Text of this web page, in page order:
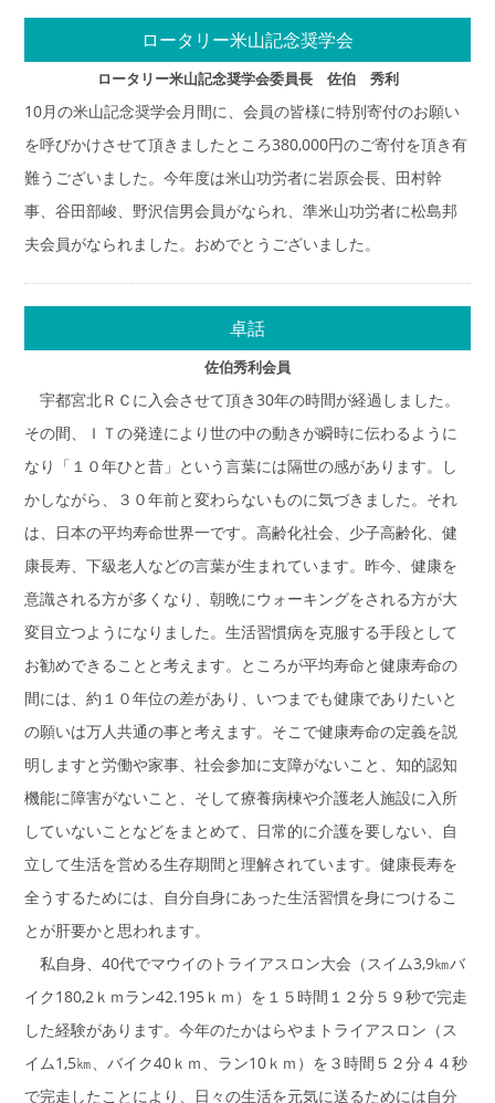
ロータリー米山記念奨学会
ロータリー米山記念奨学会委員長 佐伯 秀利
10月の米山記念奨学会月間に、会員の皆様に特別寄付のお願い
を呼びかけさせて頂きましたところ380,000円のご寄付を頂き有
難うございました。今年度は米山功労者に岩原会長、田村幹
事、谷田部峻、野沢信男会員がなられ、準米山功労者に松島邦
夫会員がなられました。おめでとうございました。
卓話
佐伯秀利会員
宇都宮北ＲＣに入会させて頂き30年の時間が経過しました。
その間、ＩＴの発達により世の中の動きが瞬時に伝わるように
なり「１０年ひと昔」という言葉には隔世の感があります。し
かしながら、３０年前と変わらないものに気づきました。それ
は、日本の平均寿命世界一です。高齢化社会、少子高齢化、健
康長寿、下級老人などの言葉が生まれています。昨今、健康を
意識される方が多くなり、朝晩にウォーキングをされる方が大
変目立つようになりました。生活習慣病を克服する手段として
お勧めできることと考えます。ところが平均寿命と健康寿命の
間には、約１０年位の差があり、いつまでも健康でありたいと
の願いは万人共通の事と考えます。そこで健康寿命の定義を説
明しますと労働や家事、社会参加に支障がないこと、知的認知
機能に障害がないこと、そして療養病棟や介護老人施設に入所
していないことなどをまとめて、日常的に介護を要しない、自
立して生活を営める生存期間と理解されています。健康長寿を
全うするためには、自分自身にあった生活習慣を身につけるこ
とが肝要かと思われます。
私自身、40代でマウイのトライアスロン大会（スイム3,9㎞バ
イク180,2ｋｍラン42.195ｋｍ）を１５時間１２分５９秒で完走
した経験があります。今年のたかはらやまトライアスロン（ス
イム1,5㎞、バイク40ｋｍ、ラン10ｋｍ）を３時間５２分４４秒
で完走したことにより、日々の生活を元気に送るためには自分